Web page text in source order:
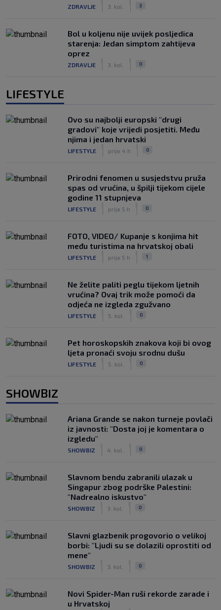
ZDRAVLJE 3. kol. 3
Bol u koljenu nije uvijek posljedica
starenja: Jedan simptom zahtijeva
oprez
ZDRAVLJE 3. kol. 0
LIFESTYLE
Ovo su najbolji europski "drugi
gradovi" koje vrijedi posjetiti. Među
njima i jedan hrvatski
LIFESTYLE prije 4 h 0
Prirodni fenomen u susjedstvu pruža
spas od vrućina, u špilji tijekom cijele
godine 11 stupnjeva
LIFESTYLE prije 5 h 0
FOTO, VIDEO/ Kupanje s konjima hit
među turistima na hrvatskoj obali
LIFESTYLE prije 5 h 1
Ne želite paliti peglu tijekom ljetnih
vrućina? Ovaj trik može pomoći da
odjeća ne izgleda zgužvano
LIFESTYLE 5. kol. 0
Pet horoskopskih znakova koji bi ovog
ljeta pronaći svoju srodnu dušu
LIFESTYLE 5. kol. 0
SHOWBIZ
Ariana Grande se nakon turneje povlači
iz javnosti: "Dosta joj je komentara o
izgledu"
SHOWBIZ 4. kol. 0
Slavnom bendu zabranili ulazak u
Singapur zbog podrške Palestini:
"Nadrealno iskustvo"
SHOWBIZ 3. kol. 0
Slavni glazbenik progovorio o velikoj
borbi: "Ljudi su se dolazili oprostiti od
mene"
SHOWBIZ 3. kol. 0
Novi Spider-Man ruši rekorde zarade i
u Hrvatskoj